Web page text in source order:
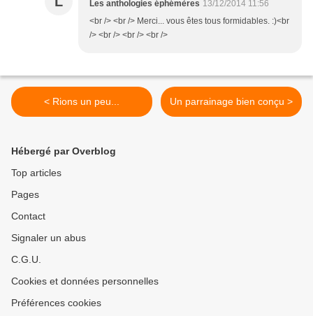
Les anthologies éphémères 13/12/2014 11:56
<br /> <br /> Merci... vous êtes tous formidables. :)<br
/> <br /> <br /> <br />
< Rions un peu... Un parrainage bien conçu >
Hébergé par Overblog
Top articles
Pages
Contact
Signaler un abus
C.G.U.
Cookies et données personnelles
Préférences cookies